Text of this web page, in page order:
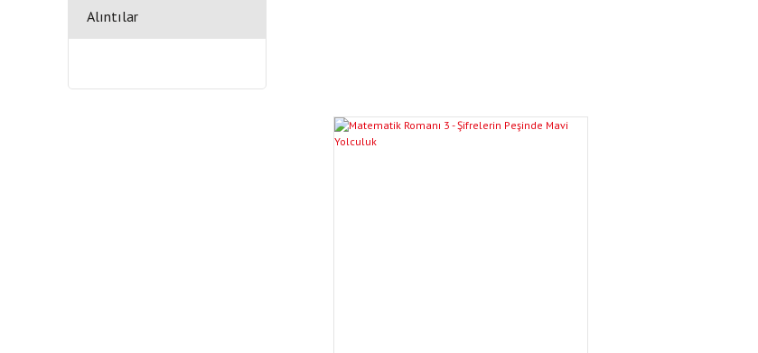
Alıntılar